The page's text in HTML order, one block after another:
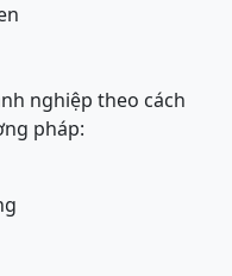
nghiệp theo cách
pháp: